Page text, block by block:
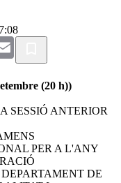
Email
(20 h))
ANTERIOR
PER A L'ANY
DE